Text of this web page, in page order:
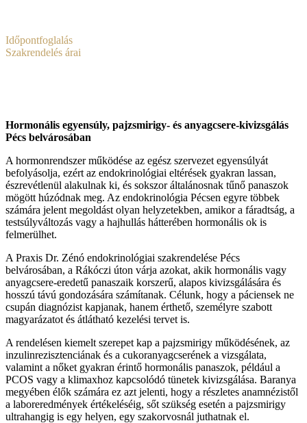
Időpontfoglalás
Szakrendelés árai
Hormonális egyensúly, pajzsmirigy- és anyagcsere-kivizsgálás
Pécs belvárosában
A hormonrendszer működése az egész szervezet egyensúlyát
befolyásolja, ezért az endokrinológiai eltérések gyakran lassan,
észrevétlenül alakulnak ki, és sokszor általánosnak tűnő panaszok
mögött húzódnak meg. Az endokrinológia Pécsen egyre többek
számára jelent megoldást olyan helyzetekben, amikor a fáradtság, a
testsúlyváltozás vagy a hajhullás hátterében hormonális ok is
felmerülhet.
A Praxis Dr. Zénó endokrinológiai szakrendelése Pécs
belvárosában, a Rákóczi úton várja azokat, akik hormonális vagy
anyagcsere-eredetű panaszaik korszerű, alapos kivizsgálására és
hosszú távú gondozására számítanak. Célunk, hogy a páciensek ne
csupán diagnózist kapjanak, hanem érthető, személyre szabott
magyarázatot és átlátható kezelési tervet is.
A rendelésen kiemelt szerepet kap a pajzsmirigy működésének, az
inzulinrezisztenciának és a cukoranyagcserének a vizsgálata,
valamint a nőket gyakran érintő hormonális panaszok, például a
PCOS vagy a klimaxhoz kapcsolódó tünetek kivizsgálása. Baranya
megyében élők számára ez azt jelenti, hogy a részletes anamnézistől
a laboreredmények értékeléséig, sőt szükség esetén a pajzsmirigy
ultrahangig is egy helyen, egy szakorvosnál juthatnak el.